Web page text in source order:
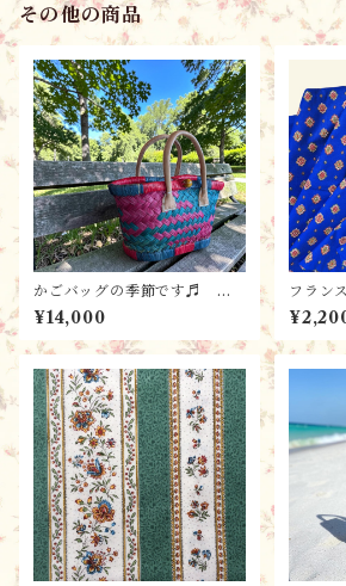
その他の商品
かごバッグの季節です♬ フ
ランス直輸入 かごバッグ【S
S-E】 ハンドメイド・パニ
エ・バスケット・ストロー
¥14,000
フラン
スプリ
ンドメ
rolles